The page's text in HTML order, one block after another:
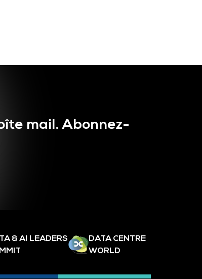
mail. Abonnez-
& AI LEADERS
DATA CENTRE
WORLD